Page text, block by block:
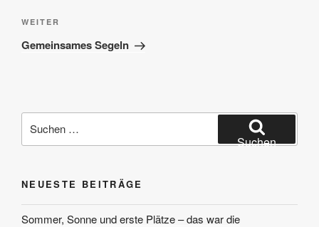
Nächster
Beitrag
WEITER
Gemeinsames Segeln
nach:
Suchen
NEUESTE BEITRÄGE
Sommer, Sonne und erste Plätze – das war die